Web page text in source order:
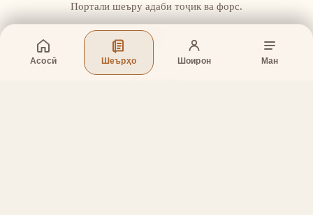
Асосӣ Шеърҳо Шоирон Ман
Портали шеъру адаби тоҷик ва форс.